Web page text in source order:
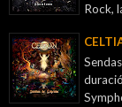
Rock,